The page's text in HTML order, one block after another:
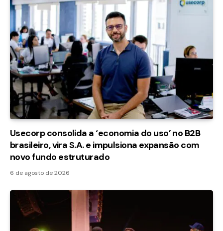
Usecorp consolida a ‘economia do uso’ no B2B
brasileiro, vira S.A. e impulsiona expansão com
novo fundo estruturado
6 de agosto de 2026